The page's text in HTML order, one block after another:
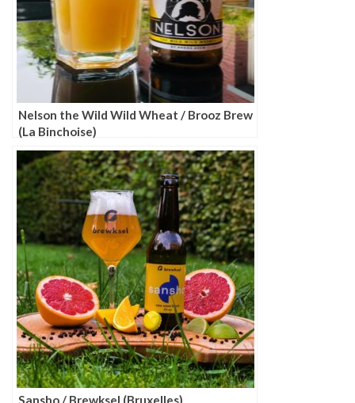
Nelson the Wild Wild Wheat / Brooz Brew
(La Binchoise)
Sansho / Brewksel (Bruxelles)